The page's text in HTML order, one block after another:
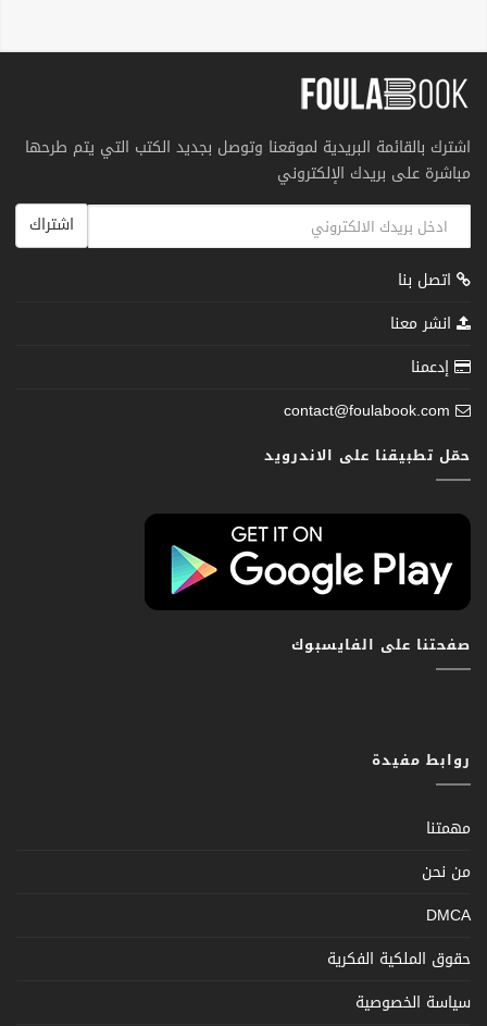
اشترك بالقائمة البريدية لموقعنا وتوصل بجديد الكتب التي يتم طرحها
مباشرة على بريدك الإلكتروني
اشتراك
اتصل بنا
انشر معنا
إدعمنا
contact@foulabook.com
حمّل تطبيقنا على الاندرويد
صفحتنا على الفايسبوك
روابط مفيدة
مهمتنا
من نحن
DMCA
حقوق الملكية الفكرية
سياسة الخصوصية